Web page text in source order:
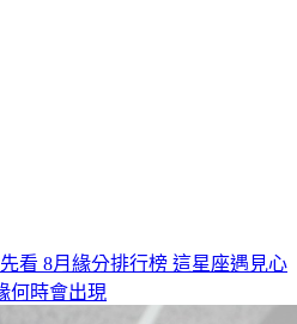
看 8月緣分排行榜 這星座遇見心
何時會出現